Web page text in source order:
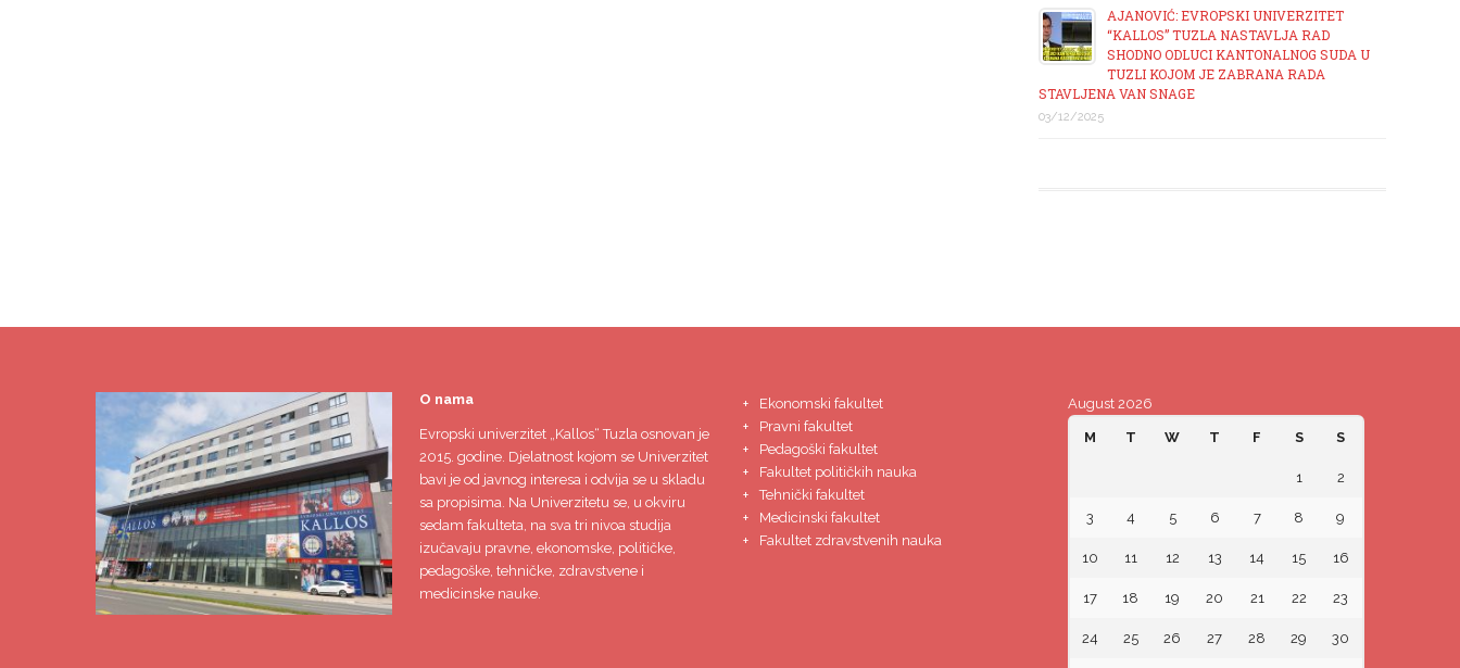
AJANOVIĆ: EVROPSKI UNIVERZITET
“KALLOS” TUZLA NASTAVLJA RAD
SHODNO ODLUCI KANTONALNOG SUDA U
TUZLI KOJOM JE ZABRANA RADA
STAVLJENA VAN SNAGE
03/12/2025
O nama
Evropski univerzitet „Kallos“ Tuzlaosnovan je
2015. godine. Djelatnost kojom se Univerzitet
bavi je od javnog interesa i odvija se u skladu
sa propisima. Na Univerzitetu se, u okviru
sedam fakulteta, na sva tri nivoa studija
izučavaju pravne, ekonomske, političke,
pedagoške, tehničke, zdravstvene i
medicinske nauke.
Ekonomski fakultet
Pravni fakultet
Pedagoški fakultet
Fakultet političkih nauka
Tehnički fakultet
Medicinski fakultet
Fakultet zdravstvenih nauka
August 2026
M T W T F S S
1 2
3 4 5 6 7 8 9
10 11 12 13 14 15 16
17 18 19 20 21 22 23
24 25 26 27 28 29 30